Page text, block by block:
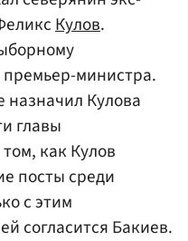
Кулов.
министра.
назначил Кулова
главы
как Кулов
посты среди
с этим
согласится Бакиев.